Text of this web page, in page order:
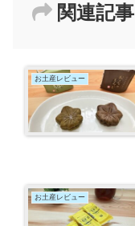
関連記事
お土産レビュー
お土産レビュー